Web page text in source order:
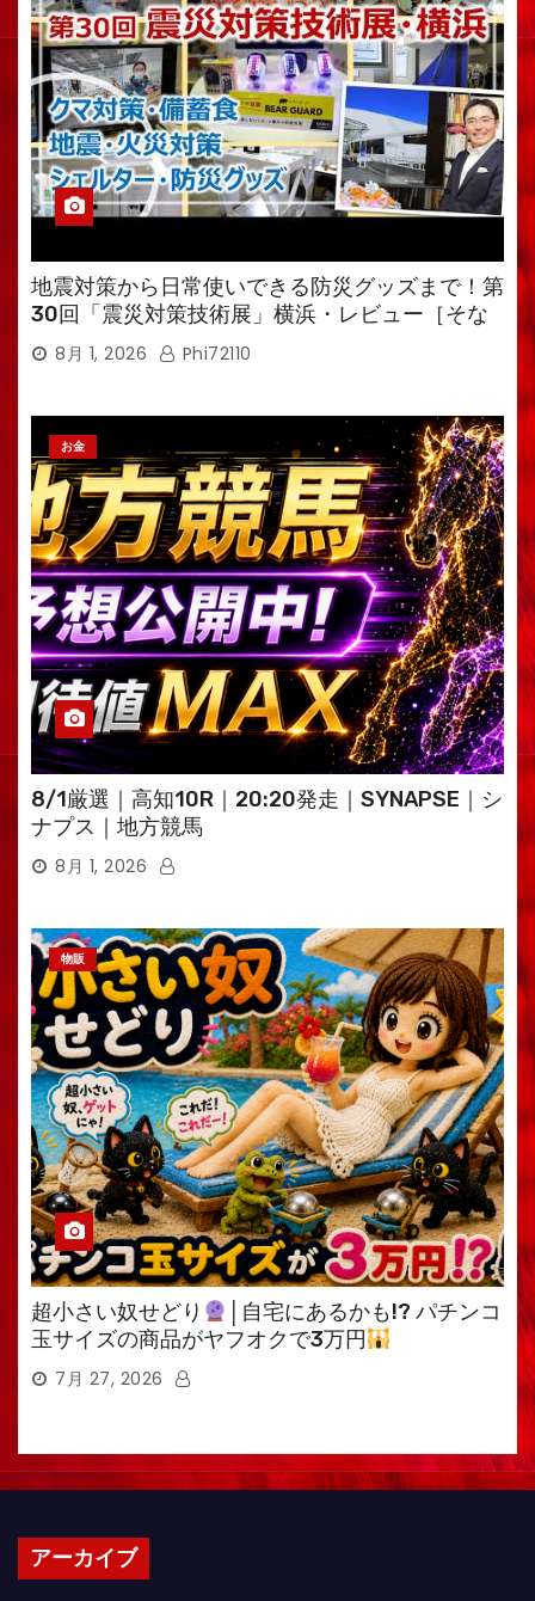
地震対策から日常使いできる防災グッズまで！第
30回「震災対策技術展」横浜・レビュー［そな
えるTV・高荷智也］
8月 1, 2026 Phi72110
お金
8/1厳選｜高知10R｜20:20発走｜SYNAPSE｜シ
ナプス｜地方競馬
8月 1, 2026
物販
超小さい奴せどり
│自宅にあるかも!? パチンコ
玉サイズの商品がヤフオクで3万円
7月 27, 2026
アーカイブ